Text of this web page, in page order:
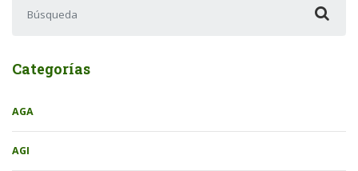
Categorías
AGA
AGI